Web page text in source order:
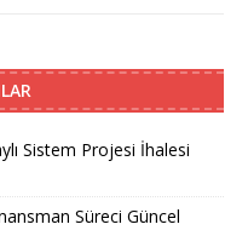
Sistem Projesi İhalesi
Süreci Güncel